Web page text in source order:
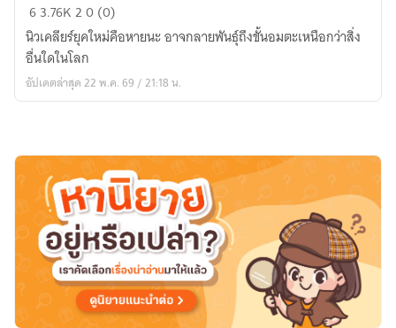
THE
RETALIATION
(
ゴ
ジ
報
復)ก๊อ
ซิ
ลล่า
มหันตภัย
อสูร
ผงาด
63.76K20 (0)
นิวเคลียร์ยุคใหม่คือหายนะ อาจกลายพันธ์ุถึงขั้นอมตะเหนือกว่าสิ่ง
อื่นใดในโลก
อัปเดตล่าสุด 22 พ.ค. 69 / 21:18 น.